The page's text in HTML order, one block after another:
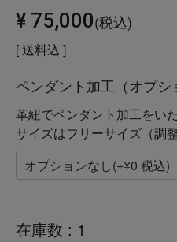
¥ 75,000 税込
送料込
ペンダント加工（オプシ
革紐でペンダント加工をいた
サイズはフリーサイズ（調
在庫数 1